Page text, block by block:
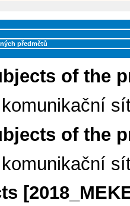
předmětů
of the
of the